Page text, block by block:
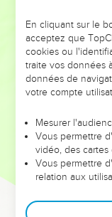
NE
ET SI LEURS
leur foi ou leur
et les saisons
sont
Dans cette
clés pour avancer
En cliquant sur le
acceptez que
cookies ou
traite vos données
données de
votre compte
Mesurer
Vous permettre
vidéo, des
Vous permettre
relation aux